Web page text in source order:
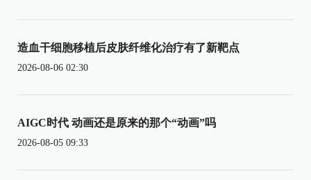
造血干细胞移植后皮肤纤维化治疗有了新靶点
2026-08-06 02:30
AIGC时代 动画还是原来的那个“动画”吗
2026-08-05 09:33